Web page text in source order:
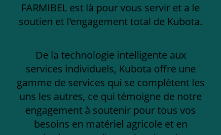
FARMIBEL est là pour vous servir et a le
soutien et l'engagement total de Kubota.
De la technologie intelligente aux
services individuels, Kubota offre une
gamme de services qui se complètent les
uns les autres, ce qui témoigne de notre
engagement à soutenir pour tous vos
besoins en matériel agricole et en